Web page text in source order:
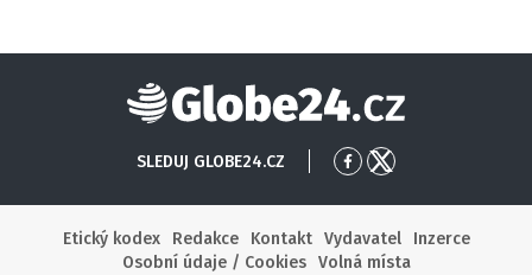
Globe24
SLEDUJ GLOBE24.CZ
PřejítPřejít
Etický kodex
Redakce Kontakt Vydavatel
Inzerce
Osobní údaje / Cookies
Volná místa